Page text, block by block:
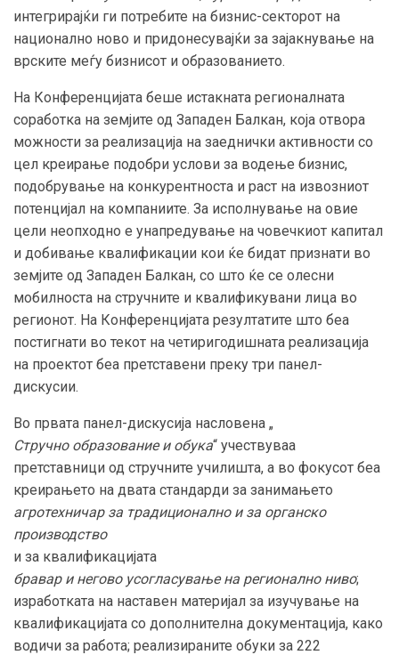
интегрирајќи ги потребите на бизнис-секторот на
национално ново и придонесувајќи за зајакнување на
врските меѓу бизнисот и образованието.
На Конференцијата беше истакната регионалната
соработка на земјите од Западен Балкан, која отвора
можности за реализација на заеднички активности со
цел креирање подобри услови за водење бизнис,
подобрување на конкурентноста и раст на извозниот
потенцијал на компаниите. За исполнување на овие
цели неопходно е унапредување на човечкиот капитал
и добивање квалификации кои ќе бидат признати во
земјите од Западен Балкан, со што ќе се олесни
мобилноста на стручните и квалификувани лица во
регионот. На Конференцијата резултатите што беа
постигнати во текот на четиригодишната реализација
на проектот беа претставени преку три панел-
дискусии.
Во првата панел-дискусија насловена „
Стручно образование и обука“ учествуваа
претставници од стручните училишта, а во фокусот беа
креирањето на двата стандарди за занимањето
агротехничар за традиционално и за органско
производство
и за квалификацијата
бравар и негово усогласување на регионално ниво;
изработката на наставен материјал за изучување на
квалификацијата со дополнителна документација, како
водичи за работа; реализираните обуки за 222